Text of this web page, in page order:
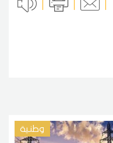
وطنية